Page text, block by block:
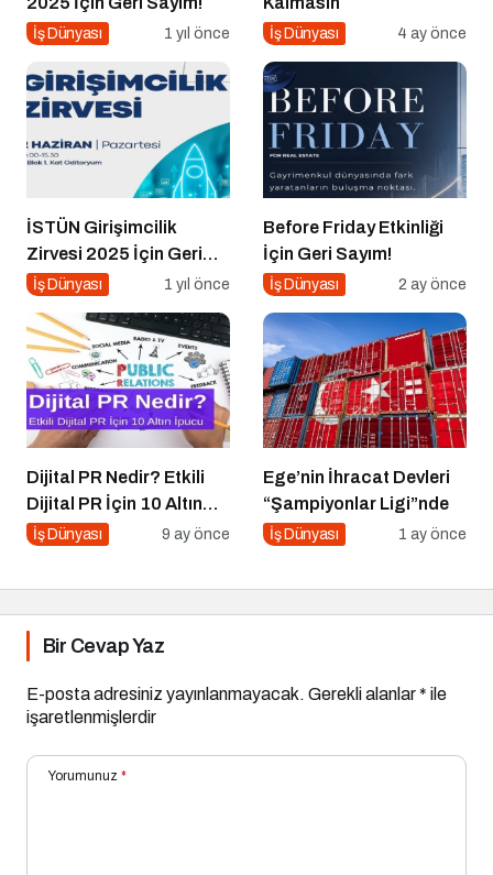
İş Dünyası 1 yıl önce İş Dünyası 4 ay önce
İSTÜN Girişimcilik
Zirvesi 2025 İçin Geri
Sayım
İş Dünyası 1 yıl önce
Before Friday Etkinliği
İçin Geri Sayım!
İş Dünyası 2 ay önce
Dijital PR Nedir? Etkili
Dijital PR İçin 10 Altın
İpucu
İş Dünyası 9 ay önce
Ege’nin İhracat Devleri
“Şampiyonlar Ligi”nde
İş Dünyası 1 ay önce
Bir Cevap Yaz
E-posta adresiniz yayınlanmayacak. Gerekli alanlar* ile
işaretlenmişlerdir
Yorumunuz *